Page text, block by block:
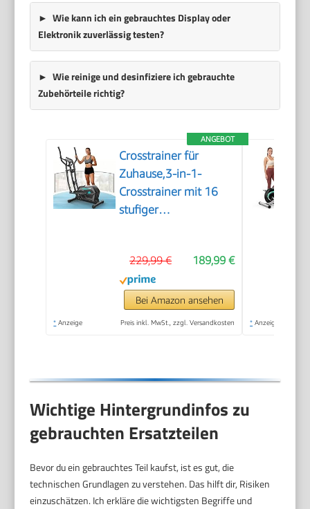
Wie kann ich ein gebrauchtes Display oder
Elektronik zuverlässig testen?
Wie reinige und desinfiziere ich gebrauchte
Zubehörteile richtig?
ANGEBOT
Crosstrainer für
Zuhause,3-in-1-
Crosstrainer mit 16
stufiger
Wasserflaschen-und
Gerätehalter, 6KG
Schwungrad,Belastbar
Bis 287LBS,Aerobic-
189,99 €
229,99 €
Bei Amazon ansehen
* Anzeige Preis inkl. MwSt., zzgl. Versandkosten * Anzeige
Wichtige Hintergrundinfos zu
gebrauchten Ersatzteilen
Bevor du ein gebrauchtes Teil kaufst, ist es gut, die
technischen Grundlagen zu verstehen. Das hilft dir, Risiken
einzuschätzen. Ich erkläre die wichtigsten Begriffe und